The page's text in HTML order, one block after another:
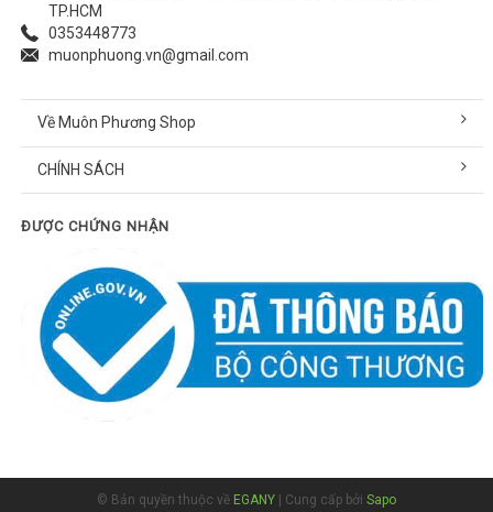
TP.HCM
0353448773
muonphuong.vn@gmail.com
Về Muôn Phương Shop
CHÍNH SÁCH
ĐƯỢC CHỨNG NHẬN
© Bản quyền thuộc về EGANY | Cung cấp bởi Sapo